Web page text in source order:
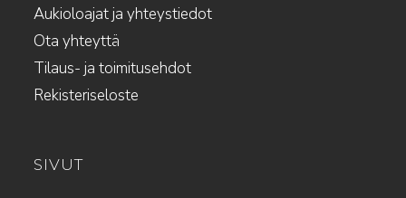
Aukioloajat ja yhteystiedot
Ota yhteyttä
Tilaus- ja toimitusehdot
Rekisteriseloste
SIVUT